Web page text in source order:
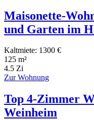
Maisonette-
und Garten im
Kaltmiete: 1300 €
125 m²
4.5 Zi
Zur Wohnung
Top 4-Zimmer
Weinheim